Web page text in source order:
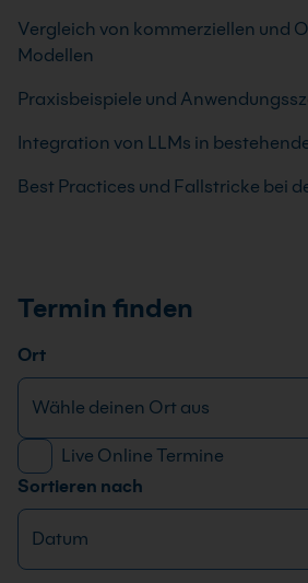
Vergleich von kommerziellen und
Modellen
Praxisbeispiele und
Integration von LLMs in
Best Practices und Fallstricke bei
Termin finden
Ort
Live Online Termine
Sortieren nach